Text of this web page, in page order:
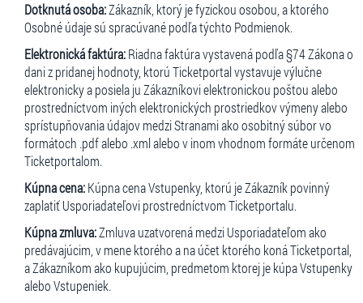
Dotknutá osoba:Zákazník, ktorý je fyzickou osobou, a ktorého
Osobné údaje sú spracúvané podľa týchto Podmienok.
Elektronická faktúra:Riadna faktúra vystavená podľa §74 Zákona o
dani z pridanej hodnoty, ktorú Ticketportal vystavuje výlučne
elektronicky a posiela ju Zákazníkovi elektronickou poštou alebo
prostredníctvom iných elektronických prostriedkov výmeny alebo
sprístupňovania údajov medzi Stranami ako osobitný súbor vo
formátoch .pdf alebo .xml alebo v inom vhodnom formáte určenom
Ticketportalom.
Kúpna cena:Kúpna cena Vstupenky, ktorú je Zákazník povinný
zaplatiť Usporiadateľovi prostredníctvom Ticketportalu.
Kúpna zmluva:Zmluva uzatvorená medzi Usporiadateľom ako
predávajúcim, v mene ktorého a na účet ktorého koná Ticketportal,
a Zákazníkom ako kupujúcim, predmetom ktorej je kúpa Vstupenky
alebo Vstupeniek.